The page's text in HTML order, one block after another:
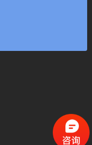
划的根本，因此财务人
划是最基础的筹